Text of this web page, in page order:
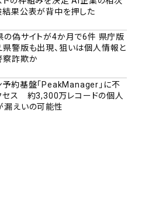
結果公表が背中を押した
の偽サイトが4か月で6件 県庁版
県警版も出現、狙いは個人情報と
察詐欺か
予約基盤「PeakManager」に不
セス 約3,300万レコードの個人
漏えいの可能性